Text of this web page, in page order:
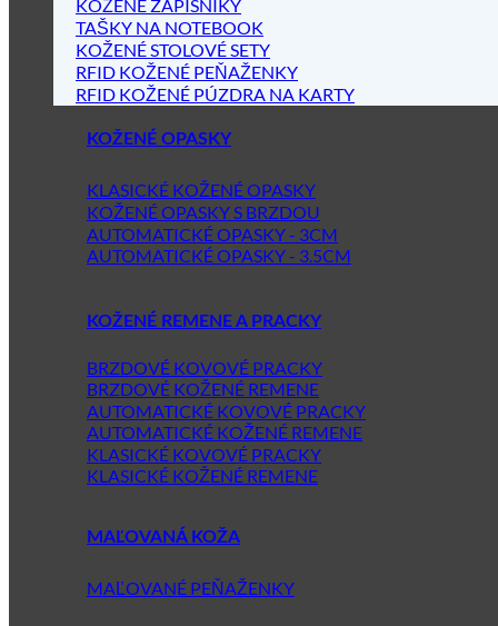
KOŽENÉ ZÁPISNÍKY
TAŠKY NA NOTEBOOK
KOŽENÉ STOLOVÉ SETY
RFID KOŽENÉ PEŇAŽENKY
RFID KOŽENÉ PÚZDRA NA KARTY
KOŽENÉ OPASKY
KLASICKÉ KOŽENÉ OPASKY
KOŽENÉ OPASKY S BRZDOU
AUTOMATICKÉ OPASKY - 3CM
AUTOMATICKÉ OPASKY - 3.5CM
KOŽENÉ REMENE A PRACKY
BRZDOVÉ KOVOVÉ PRACKY
BRZDOVÉ KOŽENÉ REMENE
AUTOMATICKÉ KOVOVÉ PRACKY
AUTOMATICKÉ KOŽENÉ REMENE
KLASICKÉ KOVOVÉ PRACKY
KLASICKÉ KOŽENÉ REMENE
MAĽOVANÁ KOŽA
MAĽOVANÉ PEŇAŽENKY